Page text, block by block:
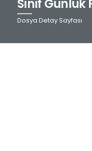
2.SINIF
Sınıf
Dosya Detay Sayfası